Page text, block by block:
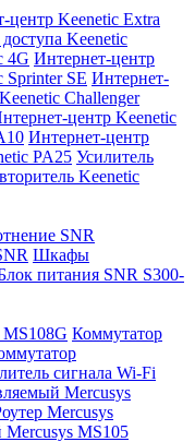
центр Keenetic Extra
Keenetic
4G Интернет-центр
Sprinter SE Интернет-
Challenger
центр Keenetic
Интернет-центр
PA25 Усилитель
Keenetic
SNR
Шкафы
питания SNR S300-
Коммутатор
сигнала Wi-Fi
Mercusys
Mercusys
MS105